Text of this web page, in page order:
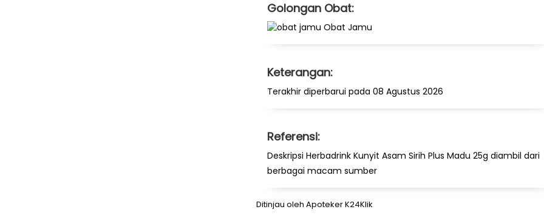
Golongan Obat:
Obat Jamu
Keterangan:
Terakhir diperbarui pada 08 Agustus 2026
Referensi:
Deskripsi Herbadrink Kunyit Asam Sirih Plus Madu 25g diambil dari
berbagai macam sumber
Ditinjau oleh Apoteker K24Klik